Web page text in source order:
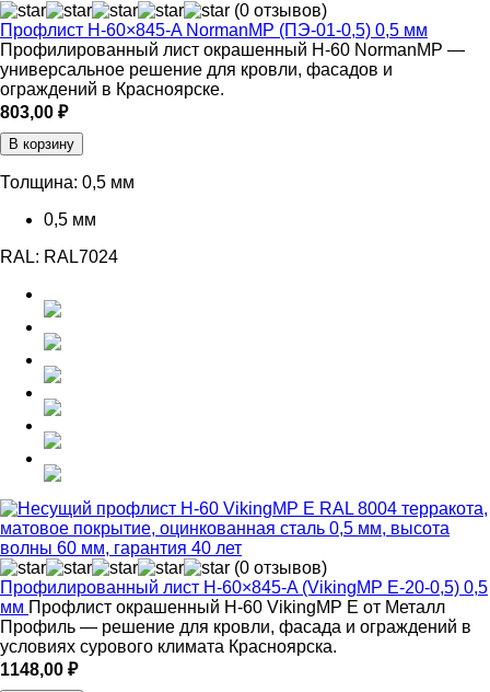
(0 отзывов)
Профлист Н-60×845-A NormanMP (ПЭ-01-0,5) 0,5 мм
Профилированный лист окрашенный Н-60 NormanMP —
универсальное решение для кровли, фасадов и
ограждений в Красноярске.
803,00 ₽
В корзину
Толщина: 0,5 мм
0,5 мм
RAL: RAL7024
(0 отзывов)
Профилированный лист Н-60×845-A (VikingMP E-20-0,5) 0,5
мм Профлист окрашенный Н-60 VikingMP E от Металл
Профиль — решение для кровли, фасада и ограждений в
условиях сурового климата Красноярска.
1148,00 ₽